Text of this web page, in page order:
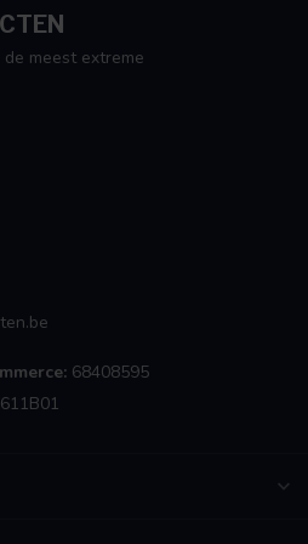
meest extreme
68408595